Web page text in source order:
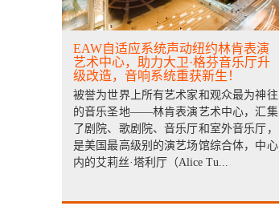
EAW自适应系统声动纽约林肯表演
艺术中心，助力大卫·格芬音乐厅升
级改造，音响系统重获新生！
被誉为世界上所有艺术家和观众最为神往
的音乐圣地——林肯表演艺术中心，汇集
了剧院、歌剧院、音乐厅和室外音乐厅，
是美国最高级别的演艺场馆综合体，中心
内的艾莉丝·塔利厅（Alice Tu...